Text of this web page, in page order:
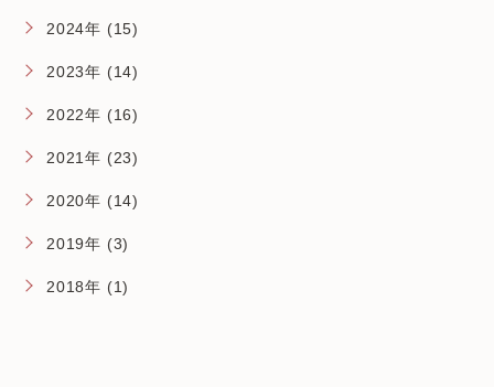
2024年 (15)
2023年 (14)
2022年 (16)
2021年 (23)
2020年 (14)
2019年 (3)
2018年 (1)